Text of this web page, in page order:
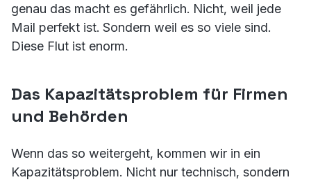
genau das macht es gefährlich. Nicht, weil jede
Mail perfekt ist. Sondern weil es so viele sind.
Diese Flut ist enorm.
Das Kapazitätsproblem für Firmen
und Behörden
Wenn das so weitergeht, kommen wir in ein
Kapazitätsproblem. Nicht nur technisch, sondern